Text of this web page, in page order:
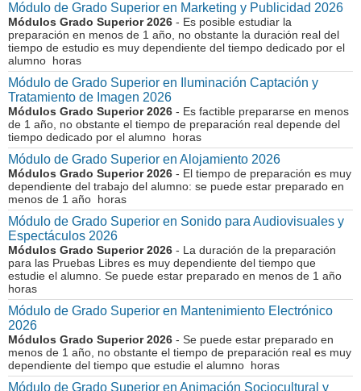
Módulo de Grado Superior en Marketing y Publicidad 2026
Módulos Grado Superior 2026 - Es posible estudiar la
preparación en menos de 1 año, no obstante la duración real del
tiempo de estudio es muy dependiente del tiempo dedicado por el
alumno horas
Módulo de Grado Superior en Iluminación Captación y
Tratamiento de Imagen 2026
Módulos Grado Superior 2026 - Es factible prepararse en menos
de 1 año, no obstante el tiempo de preparación real depende del
tiempo dedicado por el alumno horas
Módulo de Grado Superior en Alojamiento 2026
Módulos Grado Superior 2026 - El tiempo de preparación es muy
dependiente del trabajo del alumno: se puede estar preparado en
menos de 1 año horas
Módulo de Grado Superior en Sonido para Audiovisuales y
Espectáculos 2026
Módulos Grado Superior 2026 - La duración de la preparación
para las Pruebas Libres es muy dependiente del tiempo que
estudie el alumno. Se puede estar preparado en menos de 1 año
horas
Módulo de Grado Superior en Mantenimiento Electrónico
2026
Módulos Grado Superior 2026 - Se puede estar preparado en
menos de 1 año, no obstante el tiempo de preparación real es muy
dependiente del tiempo que estudie el alumno horas
Módulo de Grado Superior en Animación Sociocultural y